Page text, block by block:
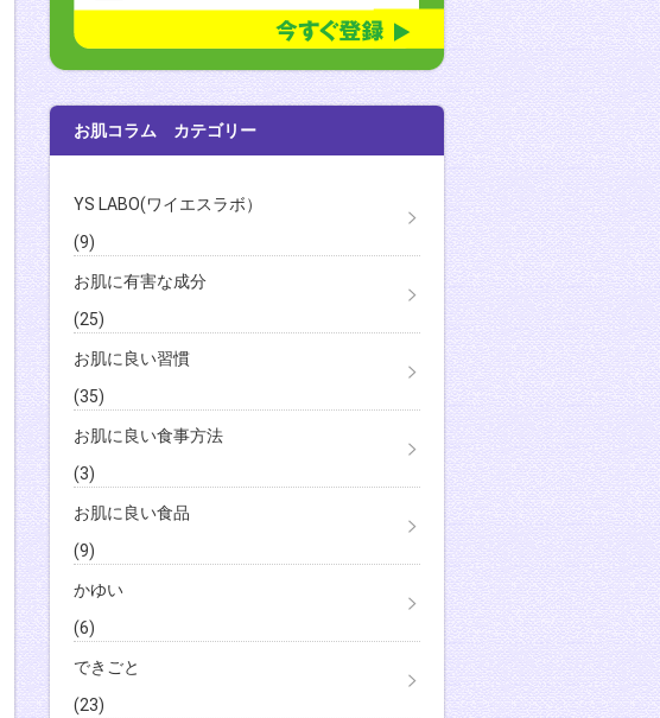
肌荒れ女子を救う皮膚科医菅原由香子先生 「本物の肌を育てる美肌塾」 肌磨
お肌コラム カテゴリー
YS LABO(ワイエスラボ）
(9)
お肌に有害な成分
(25)
お肌に良い習慣
(35)
お肌に良い食事方法
(3)
お肌に良い食品
(9)
かゆい
(6)
できごと
(23)